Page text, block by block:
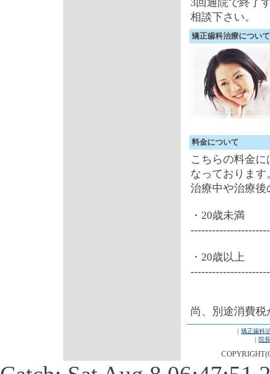
3回通院で終了
相談下さい。
矯正歯科治療について
料金について
こちらの料金
なっております
治療中や治療
・20歳未満
・20歳以上
尚、別途消費
｜ 矯正歯科
｜ 院